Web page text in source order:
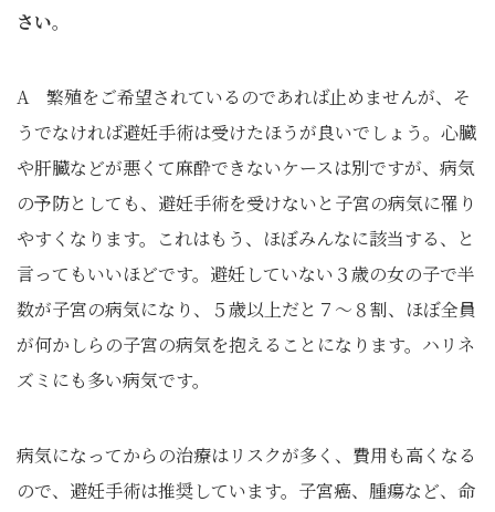
さい。
A 繁殖をご希望されているのであれば止めませんが、そ
うでなければ避妊手術は受けたほうが良いでしょう。心臓
や肝臓などが悪くて麻酔できないケースは別ですが、病気
の予防としても、避妊手術を受けないと子宮の病気に罹り
やすくなります。これはもう、ほぼみんなに該当する、と
言ってもいいほどです。避妊していない３歳の女の子で半
数が子宮の病気になり、５歳以上だと７～８割、ほぼ全員
が何かしらの子宮の病気を抱えることになります。ハリネ
ズミにも多い病気です。
病気になってからの治療はリスクが多く、費用も高くなる
ので、避妊手術は推奨しています。子宮癌、腫瘍など、命